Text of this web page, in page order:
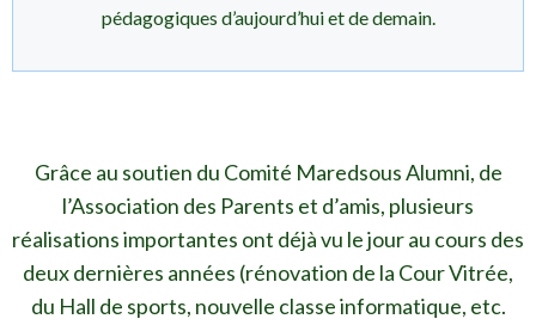
pédagogiques d’aujourd’hui et de demain.
Grâce au soutien du Comité Maredsous Alumni, de
l’Association des Parents et d’amis, plusieurs
réalisations importantes ont déjà vu le jour au cours des
deux dernières années (rénovation de la Cour Vitrée,
du Hall de sports, nouvelle classe informatique, etc.